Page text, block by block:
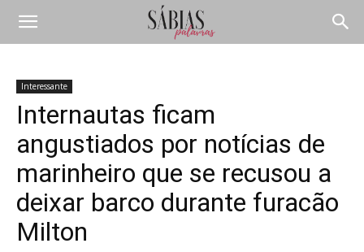
Interessante
Internautas ficam
angustiados por notícias de
marinheiro que se recusou a
deixar barco durante furacão
Milton